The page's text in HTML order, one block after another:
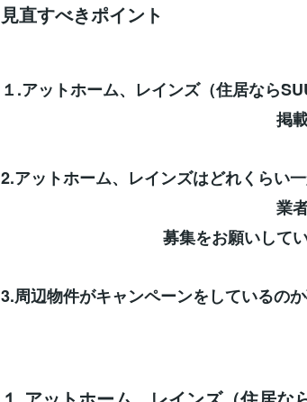
見直すべきポイント
１.アットホーム、レインズ（住居なら
掲載の物件情報
2.アットホーム、レインズはどれくらい一
業者が見ている
募集をお願いしているとこ
3.周辺物件がキャンペーンをしているのか